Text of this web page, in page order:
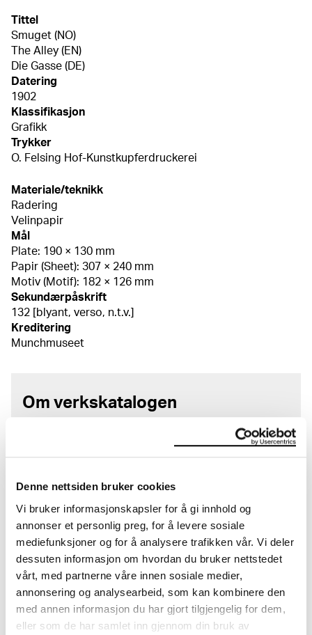
Denne nettsiden bruker cookies
Vi bruker informasjonskapsler for å gi innhold og
annonser et personlig preg, for å levere sosiale
mediefunksjoner og for å analysere trafikken vår. Vi deler
dessuten informasjon om hvordan du bruker nettstedet
vårt, med partnerne våre innen sosiale medier,
annonsering og analysearbeid, som kan kombinere den
med annen informasjon du har gjort tilgjengelig for dem,
eller som de har samlet inn gjennom din bruk av
Tittel
Smuget (NO)
The Alley (EN)
Die Gasse (DE)
Datering
1902
Klassifikasjon
Grafikk
Trykker
O. Felsing Hof-Kunstkupferdruckerei
Materiale/teknikk
Radering
Velinpapir
Mål
Plate: 190 × 130 mm
Papir (Sheet): 307 × 240 mm
Motiv (Motif): 182 × 126 mm
Sekundærpåskrift
132 [blyant, verso, n.t.v.]
Kreditering
Munchmuseet
Om verkskatalogen
I verkskatalogen kan du søke i hele Edvard Munchs
kunstnerskap. Verkskatalogen utbedres jevnlig i
forbehold om at feil kan forekomme.
MUNCHs samling består av over 42 000 unike
museumsobjekter, inkludert nærmere 27 000 unike
kunstverk. I tillegg til den ekstraordinære samlingen
somEdvard Munch testamenterte til Oslo
kommune i 1940, rommer museet også samlingene
til Rolf Stenersen, Amaldus Nielsen og Ludvig O.
Ravensberg.